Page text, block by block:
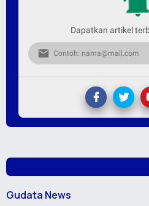
Dapatkan artikel
Gudata News